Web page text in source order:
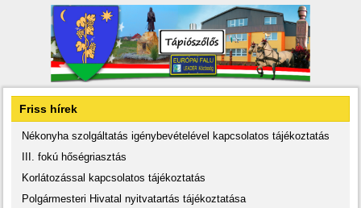
Friss hírek
Nékonyha szolgáltatás igénybevételével kapcsolatos tájékoztatás
III. fokú hőségriasztás
Korlátozással kapcsolatos tájékoztatás
Polgármesteri Hivatal nyitvatartás tájékoztatása